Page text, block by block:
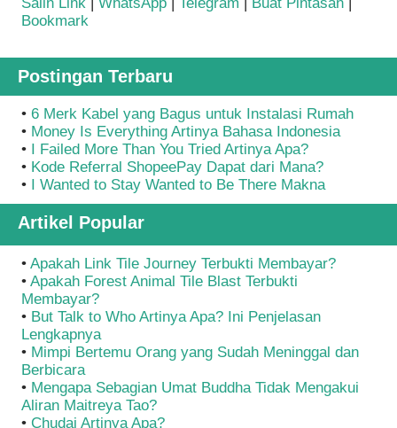
Bookmark
Postingan Terbaru
• 6 Merk Kabel yang Bagus untuk Instalasi Rumah
• Money Is Everything Artinya Bahasa Indonesia
• I Failed More Than You Tried Artinya Apa?
• Kode Referral ShopeePay Dapat dari Mana?
• I Wanted to Stay Wanted to Be There Makna
Artikel Popular
• Apakah Link Tile Journey Terbukti Membayar?
• Apakah Forest Animal Tile Blast Terbukti
Membayar?
• But Talk to Who Artinya Apa? Ini Penjelasan
Lengkapnya
• Mimpi Bertemu Orang yang Sudah Meninggal dan
Berbicara
• Mengapa Sebagian Umat Buddha Tidak Mengakui
Aliran Maitreya Tao?
• Chudai Artinya Apa?